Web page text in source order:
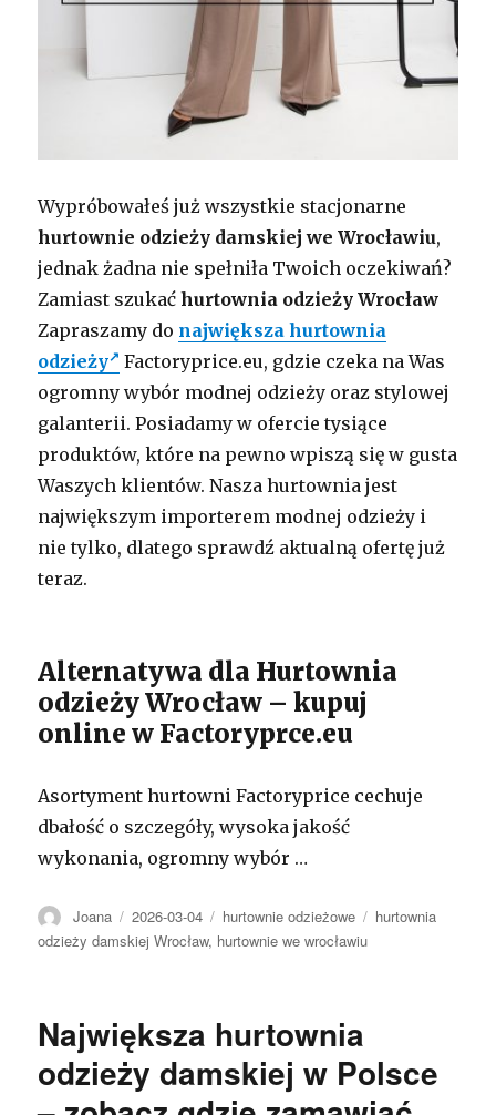
Wypróbowałeś już wszystkie stacjonarne
hurtownie odzieży damskiej we Wrocławiu,
jednak żadna nie spełniła Twoich oczekiwań?
Zamiast szukaćhurtownia odzieży Wrocław
Zapraszamy do największa hurtownia
odzieży
Factoryprice.eu, gdzie czeka na Was
ogromny wybór modnej odzieży oraz stylowej
galanterii. Posiadamy w ofercie tysiące
produktów, które na pewno wpiszą się w gusta
Waszych klientów. Nasza hurtownia jest
największym importerem modnej odzieży i
nie tylko, dlatego sprawdź aktualną ofertę już
teraz.
Alternatywa dla Hurtownia
odzieży Wrocław – kupuj
online w Factoryprce.eu
Asortyment hurtowni Factoryprice cechuje
dbałość o szczegóły, wysoka jakość
wykonania, ogromny wybór …
Autor
Joana Opublikowano
2026-03-04 Kategorie
hurtownie odzieżowe Tagi
hurtownia
odzieży damskiej Wrocław, hurtownie we wrocławiu
Największa hurtownia
odzieży damskiej w Polsce